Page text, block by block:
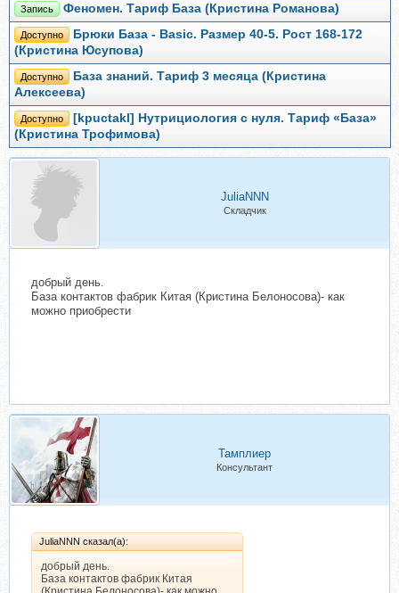
Запись Феномен. Тариф База (Кристина Романова)
Доступно
Брюки База - Basic. Размер 40-5. Рост 168-172
(Кристина Юсупова)
Доступно
База знаний. Тариф 3 месяца (Кристина
Алексеева)
Доступно
[kpuctakl] Нутрициология с нуля. Тариф «База»
(Кристина Трофимова)
JuliaNNN
Складчик
добрый день.
База контактов фабрик Китая (Кристина Белоносова)- как
можно приобрести
Тамплиер
Консультант
JuliaNNN сказал(а):
добрый день.
База контактов фабрик Китая